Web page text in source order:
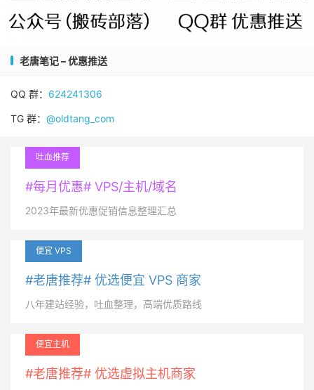
老唐笔记 – 优惠推送
QQ 群： 624241306
TG 群： @oldtang_com
吐血推荐
#每月优惠# VPS/主机/域名
2023年最新优惠促销信息整理汇总
便宜 VPS
#老唐推荐# 优选便宜 VPS 商家
八年建站经验，吐血整理，高端优质路线
便宜主机
#老唐推荐# 优选虚拟主机商家